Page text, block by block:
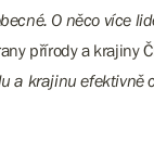
O něco více
přírody a krajiny
a krajinu efektivně